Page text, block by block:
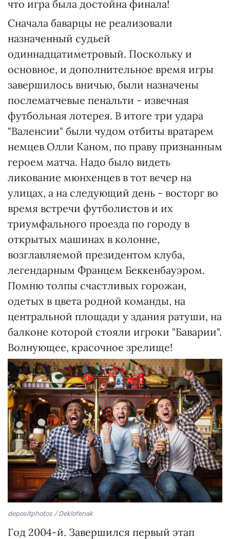
что игра была достойна финала!
Сначала баварцы не реализовали
назначенный судьей
одиннадцатиметровый. Поскольку и
основное, и дополнительное время игры
завершилось вничью, были назначены
послематчевые пенальти - извечная
футбольная лотерея. В итоге три удара
"Валенсии" были чудом отбиты вратарем
немцев Олли Каном, по праву признанным
героем матча. Надо было видеть
ликование мюнхенцев в тот вечер на
улицах, а на следующий день - восторг во
время встречи футболистов и их
триумфального проезда по городу в
открытых машинах в колонне,
возглавляемой президентом клуба,
легендарным Францем Беккенбауэром.
Помню толпы счастливых горожан,
одетых в цвета родной команды, на
центральной площади у здания ратуши, на
балконе которой стояли игроки "Баварии".
Волнующее, красочное зрелище!
depositphotos / Deklofenak
Год 2004-й. Завершился первый этап